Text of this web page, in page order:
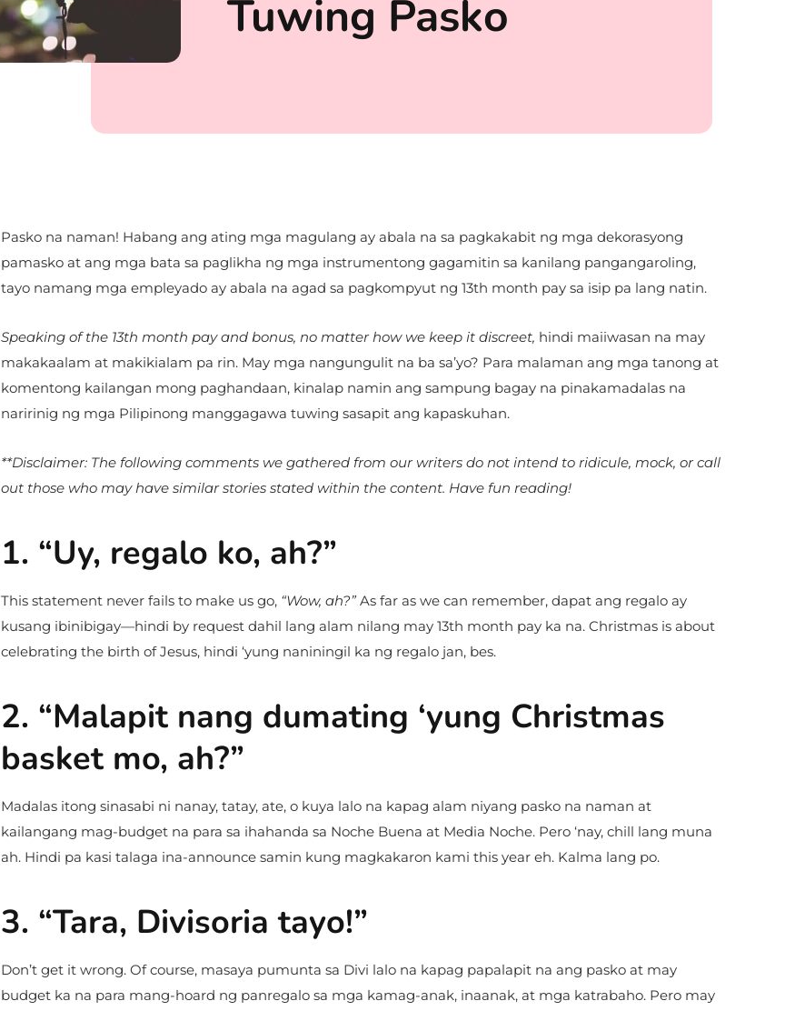
Tuwing Pasko
Pasko na naman! Habang ang ating mga magulang ay abala na sa pagkakabit ng mga dekorasyong
pamasko at ang mga bata sa paglikha ng mga instrumentong gagamitin sa kanilang pangangaroling,
tayo namang mga empleyado ay abala na agad sa pagkompyut ng 13th month pay sa isip pa lang natin.
Speaking of the 13th month pay and bonus, no matter how we keep it discreet, hindi maiiwasan na may
makakaalam at makikialam pa rin. May mga nangungulit na ba sa’yo? Para malaman ang mga tanong at
komentong kailangan mong paghandaan, kinalap namin ang sampung bagay na pinakamadalas na
naririnig ng mga Pilipinong manggagawa tuwing sasapit ang kapaskuhan.
**Disclaimer: The following comments we gathered from our writers do not intend to ridicule, mock, or call
out those who may have similar stories stated within the content. Have fun reading!
1. “Uy, regalo ko, ah?”
This statement never fails to make us go, “Wow, ah?”As far as we can remember, dapat ang regalo ay
kusang ibinibigay—hindi by request dahil lang alam nilang may 13th month pay ka na. Christmas is about
celebrating the birth of Jesus, hindi ‘yung naniningil ka ng regalo jan, bes.
2. “Malapit nang dumating ‘yung Christmas
basket mo, ah?”
Madalas itong sinasabi ni nanay, tatay, ate, o kuya lalo na kapag alam niyang pasko na naman at
kailangang mag-budget na para sa ihahanda sa Noche Buena at Media Noche. Pero ‘nay, chill lang muna
ah. Hindi pa kasi talaga ina-announce samin kung magkakaron kami this year eh. Kalma lang po.
3. “Tara, Divisoria tayo!”
Don’t get it wrong. Of course, masaya pumunta sa Divi lalo na kapag papalapit na ang pasko at may
budget ka na para mang-hoard ng panregalo sa mga kamag-anak, inaanak, at mga katrabaho. Pero may